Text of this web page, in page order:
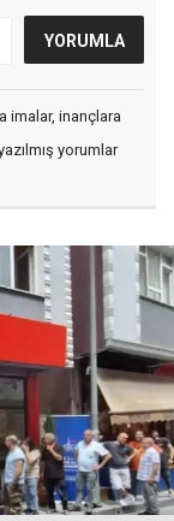
imalar, inançlara
yorumlar